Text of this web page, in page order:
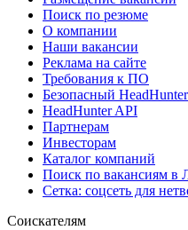
Поиск по резюме
О компании
Наши вакансии
Реклама на сайте
Требования к ПО
Безопасный HeadHunter
HeadHunter API
Партнерам
Инвесторам
Каталог компаний
Поиск по вакансиям в
Сетка: соцсеть для
Соискателям